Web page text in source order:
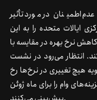
اطمینان در مورد تأثیر
ایالات متحده را به این
نرخ بهره در مقایسه با
انتظار می‌رود در نشست
فدرال رزرو در 28 و 29 ژانویه هیچ تغییری در نرخ‌ها رخ
وام را برای ماه ژوئن